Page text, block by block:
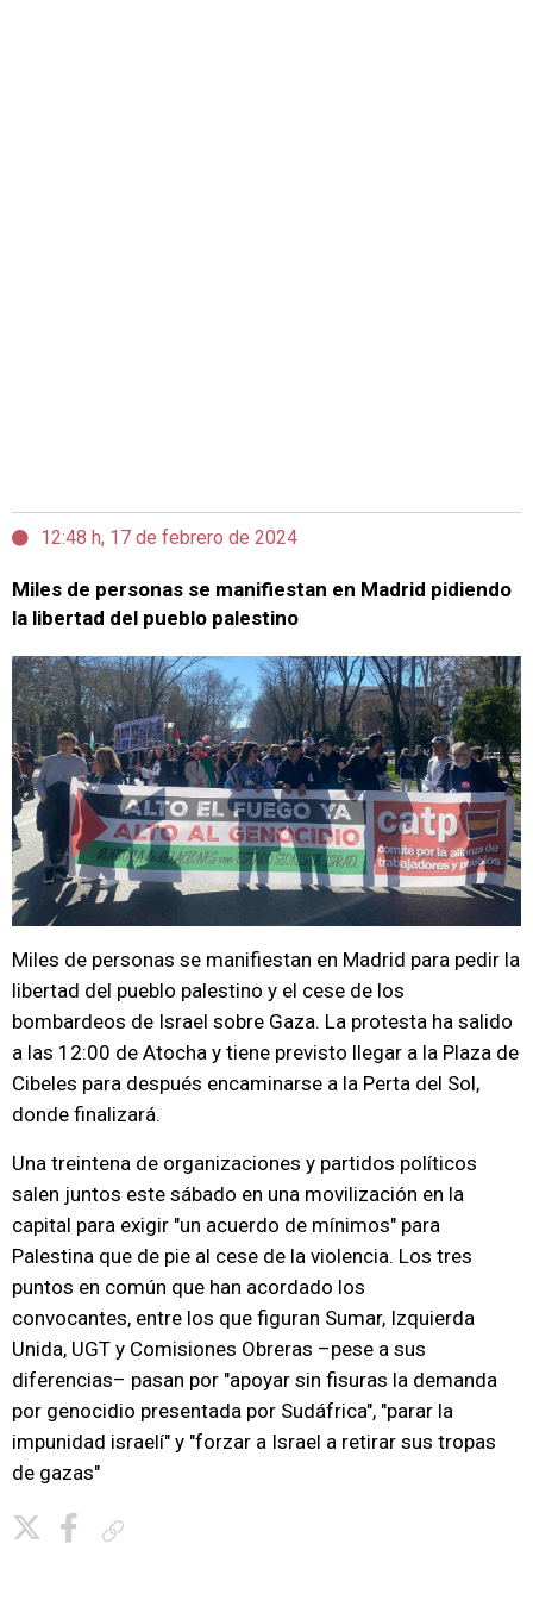
12:48 h, 17 de febrero de 2024
Miles de personas se manifiestan en Madrid pidiendo
la libertad del pueblo palestino
Miles de personas se manifiestan en Madrid para pedir la
libertad del pueblo palestino y el cese de los
bombardeos de Israel sobre Gaza. La protesta ha salido
a las 12:00 de Atocha y tiene previsto llegar a la Plaza de
Cibeles para después encaminarse a la Perta del Sol,
donde finalizará.
Una treintena de organizaciones y partidos políticos
salen juntos este sábado en una movilización en la
capital para exigir "un acuerdo de mínimos" para
Palestina que de pie al cese de la violencia. Los tres
puntos en común que han acordado los
convocantes, entre los que figuran Sumar, Izquierda
Unida, UGT y Comisiones Obreras –pese a sus
diferencias– pasan por "apoyar sin fisuras la demanda
por genocidio presentada por Sudáfrica", "parar la
impunidad israelí" y "forzar a Israel a retirar sus tropas
de gazas"